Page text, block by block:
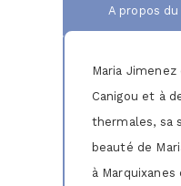
A propos
Maria
Canigou et à
thermales, sa
beauté de
à